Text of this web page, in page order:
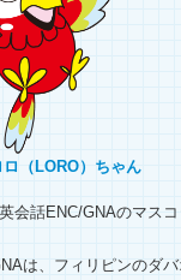
（LORO）ちゃん
会話ENC/GNAのマスコ
は、フィリピンのダバ